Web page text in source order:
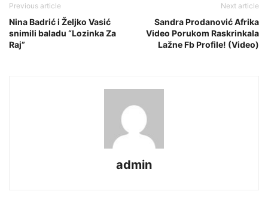
Previous article
Nina Badrić i Željko Vasić
snimili baladu “Lozinka Za
Raj”
Next article
Sandra Prodanović Afrika
Video Porukom Raskrinkala
Lažne Fb Profile! (Video)
admin